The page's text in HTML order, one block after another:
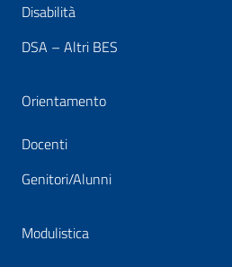
Disabilità
DSA – Altri BES
Orientamento
Docenti
Genitori/Alunni
Modulistica